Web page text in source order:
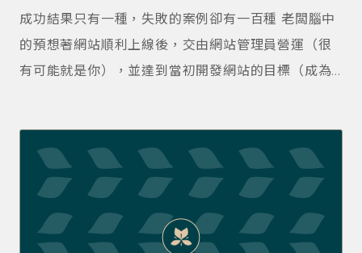
索，就得到你要的水準，那恭喜你，解決一個任務。
反之，如果沒達到你要的品質，可以衡量期待和現狀
的差距。或許再投入一小時就可以了？或許問隔壁前
論」。 以下狀況建議找專業團隊 您已經有一個網站，
需要增修，或是搬家。 您已經在 FB / medium /等
處，累積大量文章資料，需要搬移到網站上。 您需要
專業美感，協助您打造有信任的視覺。 您處在完整組
織，有行銷團隊、業務團隊、產品團隊，需要對齊內
成功結果只有一種，失敗的案例卻有一百種 老闆腦中
的預想著網站順利上線後，交由網站管理員營運（很
有可能就是你），並達到當初開發網站的目標（成為
往想像的路上，總有很多「大雷」是會炸死人的。為
了釐清這些惱人的「雷」，根據野薑設計的經驗，網
站開發常會遇到的「雷」切分如下： 這些階段裡每一
個階段都有專案卡關、失敗的原因，也就是我們常說